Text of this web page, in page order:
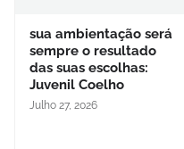
sua ambientação será
sempre o resultado
das suas escolhas:
Juvenil Coelho
Julho 27, 2026